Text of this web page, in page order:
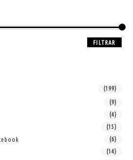
FILTRAR
(199)
(9)
(4)
(15)
(6)
(14)